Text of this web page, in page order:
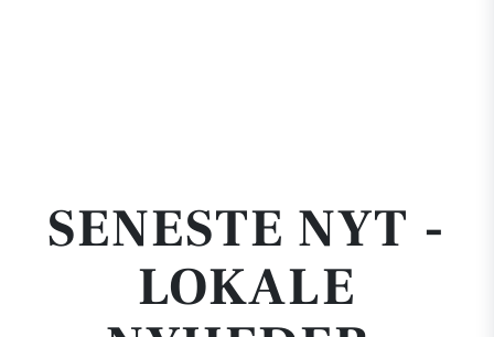
SENESTE NYT -
LOKALE